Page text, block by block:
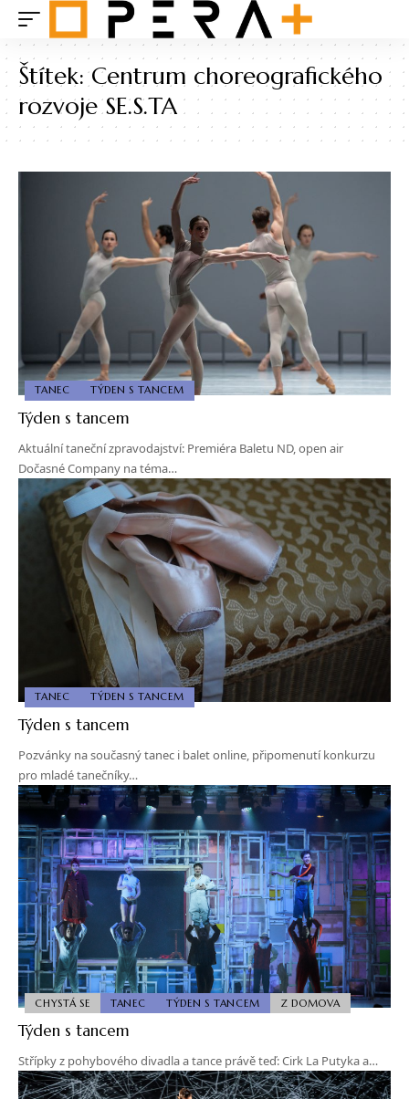
Štítek:Centrum choreografického
rozvoje SE.S.TA
TANEC TÝDEN S TANCEM
Týden s tancem
Aktuální taneční zpravodajství: Premiéra Baletu ND, open air
Dočasné Company na téma…
TANEC TÝDEN S TANCEM
Týden s tancem
Pozvánky na současný tanec i balet online, připomenutí konkurzu
pro mladé tanečníky…
CHYSTÁ SE TANEC TÝDEN S TANCEM Z DOMOVA
Týden s tancem
Střípky z pohybového divadla a tance právě teď: Cirk La Putyka a…